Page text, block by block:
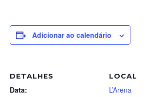
Adicionar ao calendário
DETALHES
Data:
LOCAL
L’Arena